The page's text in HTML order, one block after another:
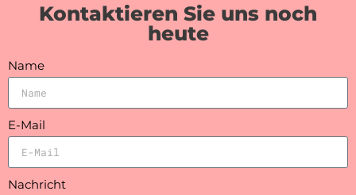
Kontaktieren Sie uns noch
heute
Name
E-Mail
Nachricht